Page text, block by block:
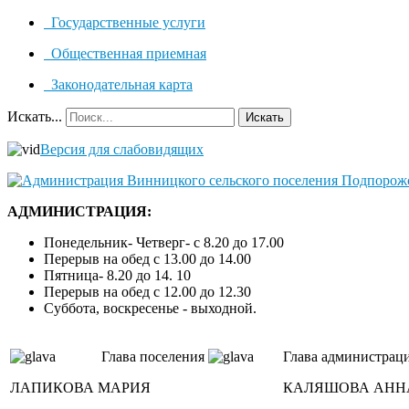
Государственные услуги
Общественная приемная
Законодательная карта
Искать... Искать
Версия для слабовидящих
АДМИНИСТРАЦИЯ:
Понедельник- Четверг- с 8.20 до 17.00
Перерыв на обед с 13.00 до 14.00
Пятница- 8.20 до 14. 10
Перерыв на обед с 12.00 до 12.30
Суббота, воскресенье - выходной.
Глава поселения
ЛАПИКОВА МАРИЯ
Глава
КАЛЯШОВА